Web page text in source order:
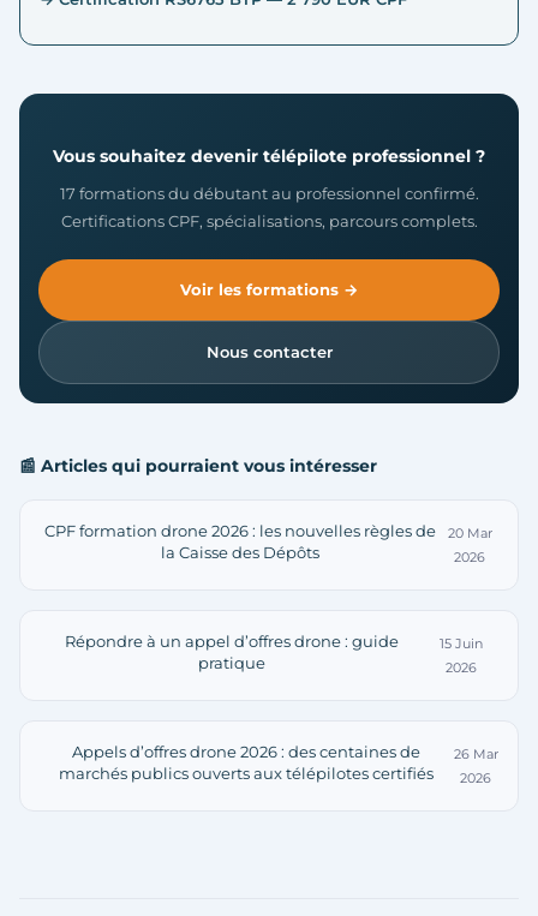
Vous souhaitez devenir télépilote professionnel ?
17 formations du débutant au professionnel confirmé.
Certifications CPF, spécialisations, parcours complets.
Voir les formations →
Nous contacter
📰 Articles qui pourraient vous intéresser
CPF formation drone 2026 : les nouvelles règles de
la Caisse des Dépôts
20 Mar
2026
Répondre à un appel d’offres drone : guide
pratique
15 Juin
2026
Appels d’offres drone 2026 : des centaines de
marchés publics ouverts aux télépilotes certifiés
26 Mar
2026